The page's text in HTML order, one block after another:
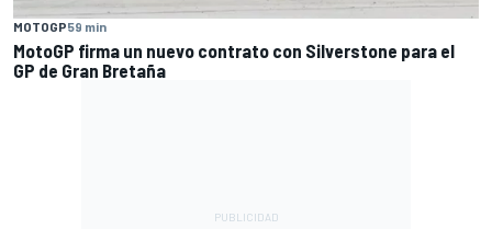
MOTOGP59 min
MotoGP firma un nuevo contrato con Silverstone para el
GP de Gran Bretaña